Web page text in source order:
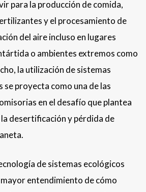
para la producción de comida,
y el procesamiento de
del aire incluso en lugares
o ambientes extremos como
la utilización de sistemas
proyecta como una de las
en el desafío que plantea
desertificación y pérdida de
de sistemas ecológicos
entendimiento de cómo